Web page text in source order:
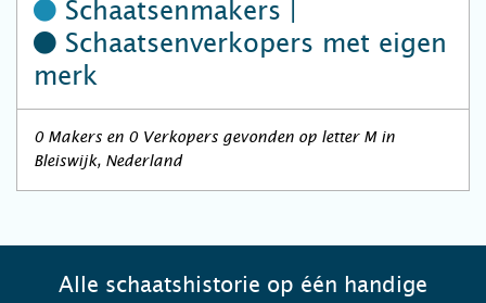
Schaatsenmakers |
Schaatsenverkopers met eigen
merk
0 Makers en 0 Verkopers gevonden op letter M in
Bleiswijk, Nederland
Alle schaatshistorie op één handige